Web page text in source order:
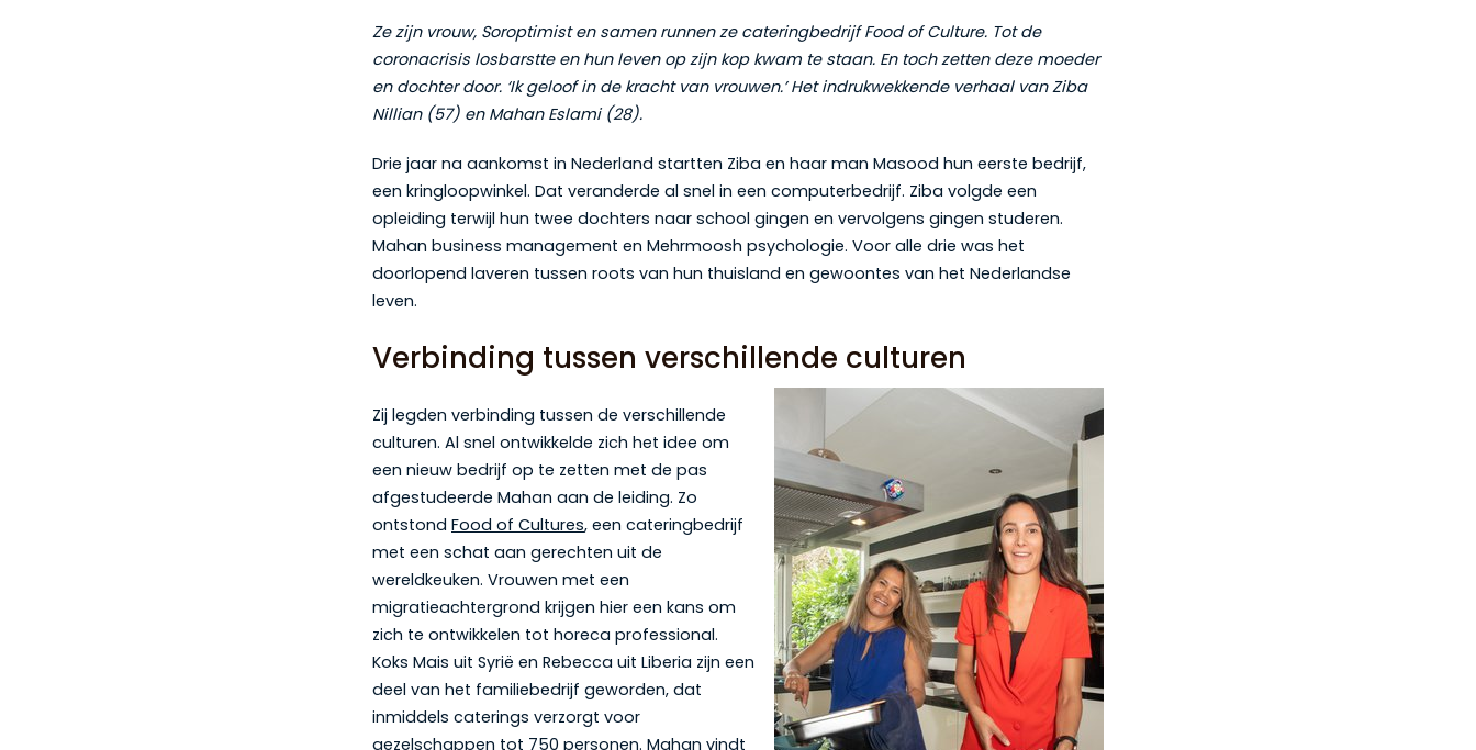
Ze zijn vrouw, Soroptimist en samen runnen ze cateringbedrijf Food of Culture. Tot de
coronacrisis losbarstte en hun leven op zijn kop kwam te staan. En toch zetten deze moeder
en dochter door. ‘Ik geloof in de kracht van vrouwen.’ Het indrukwekkende verhaal van Ziba
Nillian (57) en Mahan Eslami (28).
Drie jaar na aankomst in Nederland startten Ziba en haar man Masood hun eerste bedrijf,
een kringloopwinkel. Dat veranderde al snel in een computerbedrijf. Ziba volgde een
opleiding terwijl hun twee dochters naar school gingen en vervolgens gingen studeren.
Mahan business management en Mehrmoosh psychologie. Voor alle drie was het
doorlopend laveren tussen roots van hun thuisland en gewoontes van het Nederlandse
leven.
Verbinding tussen verschillende culturen
Zij legden verbinding tussen de verschillende
culturen. Al snel ontwikkelde zich het idee om
een nieuw bedrijf op te zetten met de pas
afgestudeerde Mahan aan de leiding. Zo
ontstond Food of Cultures, een cateringbedrijf
met een schat aan gerechten uit de
wereldkeuken. Vrouwen met een
migratieachtergrond krijgen hier een kans om
zich te ontwikkelen tot horeca professional.
Koks Mais uit Syrië en Rebecca uit Liberia zijn een
deel van het familiebedrijf geworden, dat
inmiddels caterings verzorgt voor
gezelschappen tot 750 personen. Mahan vindt